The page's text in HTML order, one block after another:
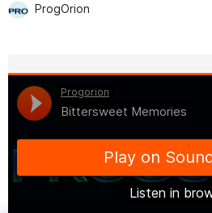
ProgOrion